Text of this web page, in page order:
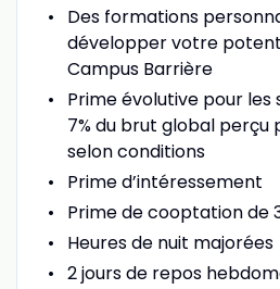
Des formations
développer votre
Campus Barrière
Prime évolutive pour les
7% du brut global perçu
selon conditions
Prime d’intéressement
Prime de cooptation de
Heures de nuit majorées
2 jours de repos